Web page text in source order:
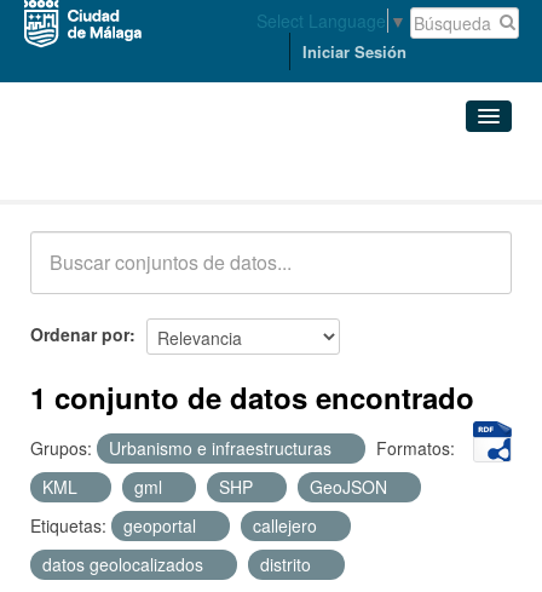
Select Language ▼
Iniciar Sesión
Acerca de
Ordenar por
1 conjunto de datos encontrado
Grupos: Urbanismo e infraestructuras
Formatos:
KML
gml SHP
GeoJSON
Etiquetas:
geoportal
callejero
datos geolocalizados
distrito